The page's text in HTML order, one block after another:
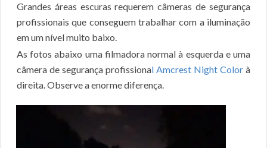
Grandes áreas escuras requerem câmeras de segurança
profissionais que conseguem trabalhar com a iluminação
em um nível muito baixo.
As fotos abaixo uma filmadora normal à esquerda e uma
câmera de segurança profissional Amcrest Night Color à
direita. Observe a enorme diferença.